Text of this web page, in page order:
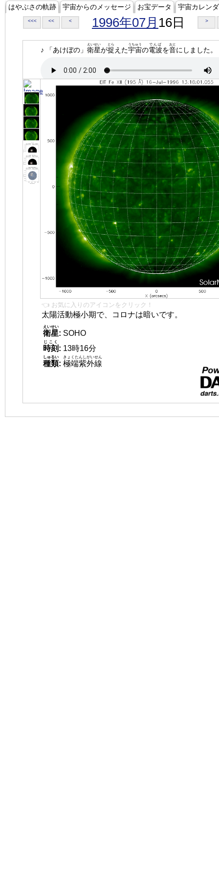
はやぶさの軌跡 宇宙からのメッセージ お宝データ 宇宙カレン
<<< << < 1996年07月 16日 >
♪ 「あけぼの」 衛星
えいせい
が捉
とら
えた宇宙
うちゅう
の電波
でんぱ
を音
おと
にしました。
👈 お気に入りのアイコンをクリック！
太陽活動極小期で、コロナは暗いです。
衛星
えいせい
: SOHO
時刻
じこく
: 13時16分
種類
しゅるい
: 極端紫外線
きょくたんしがいせん